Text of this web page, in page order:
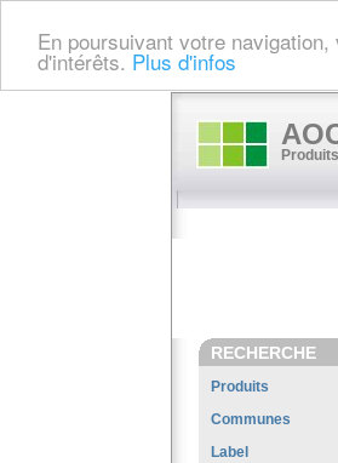
En poursuivant votre
d'intérêts. Plus d'infos
RECHERCHE
Produits
Communes
Label